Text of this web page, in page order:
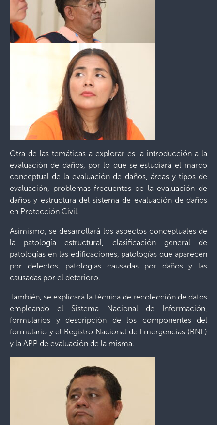
Otra de las temáticas a explorar es la introducción a la
evaluación de daños, por lo que se estudiará el marco
conceptual de la evaluación de daños, áreas y tipos de
evaluación, problemas frecuentes de la evaluación de
daños y estructura del sistema de evaluación de daños
en Protección Civil.
Asimismo, se desarrollará los aspectos conceptuales de
la patología estructural, clasificación general de
patologías en las edificaciones, patologías que aparecen
por defectos, patologías causadas por daños y las
causadas por el deterioro.
También, se explicará la técnica de recolección de datos
empleando el Sistema Nacional de Información,
formularios y descripción de los componentes del
formulario y el Registro Nacional de Emergencias (RNE)
y la APP de evaluación de la misma.